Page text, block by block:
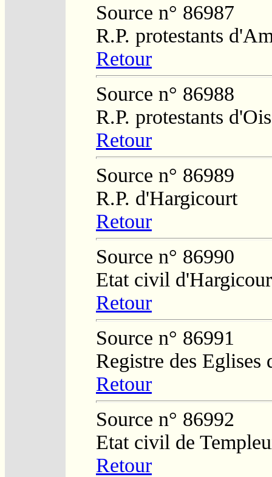
Source n° 86987
R.P. protestants
Retour
Source n° 86988
R.P. protestants
Retour
Source n° 86989
R.P. d'Hargicourt
Retour
Source n° 86990
Etat civil
Retour
Source n° 86991
Registre des Eglises
Retour
Source n° 86992
Etat civil de
Retour